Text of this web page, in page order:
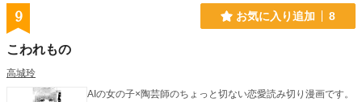
9 お気に入り追加 8
こわれもの
高城玲
AIの女の子×陶芸師のちょっと切ない恋愛読み切り漫画です。